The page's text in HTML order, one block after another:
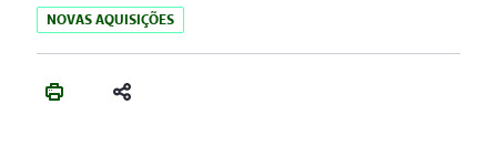
NOVAS AQUISIÇÕES